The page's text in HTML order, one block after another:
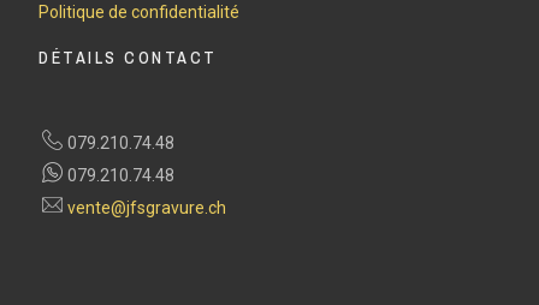
Politique de confidentialité
DÉTAILS CONTACT
079.210.74.48
079.210.74.48
vente@jfsgravure.ch